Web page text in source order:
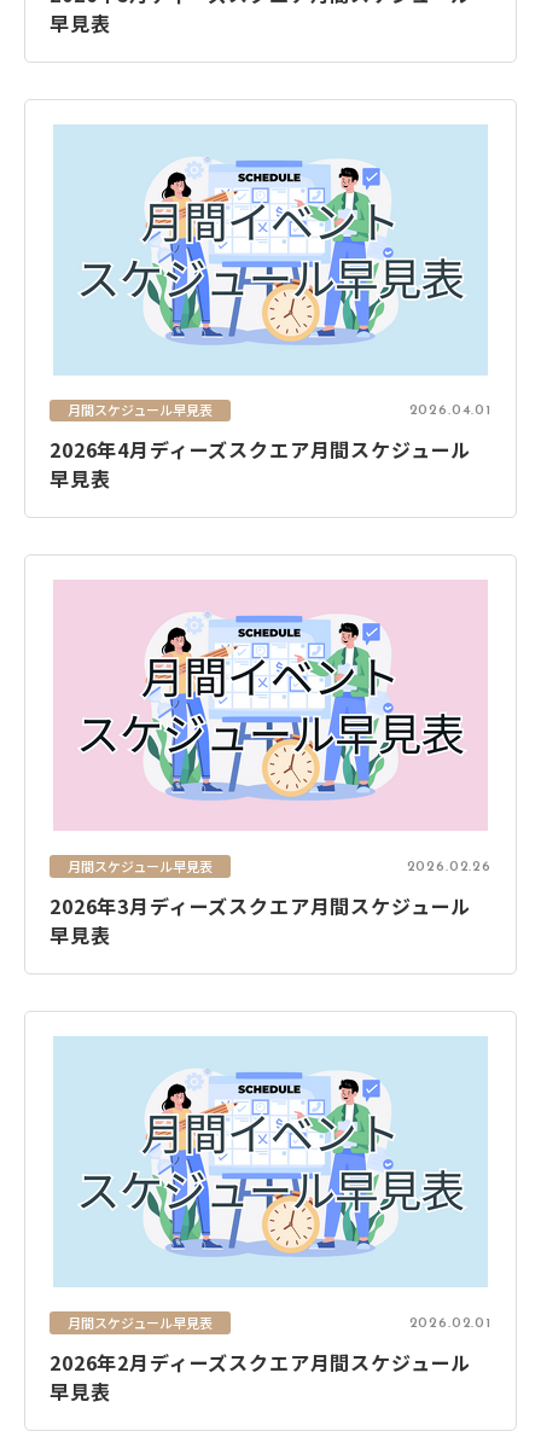
早見表
月間スケジュール早見表 2026.04.01
2026年4月ディーズスクエア月間スケジュール
早見表
月間スケジュール早見表 2026.02.26
2026年3月ディーズスクエア月間スケジュール
早見表
月間スケジュール早見表 2026.02.01
2026年2月ディーズスクエア月間スケジュール
早見表